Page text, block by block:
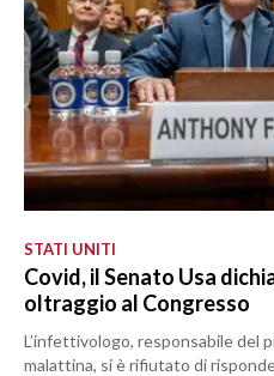
STATI UNITI
Covid, il Senato Usa
oltraggio al Congresso
L’infettivologo, responsabile del
malattina, si è rifiutato di